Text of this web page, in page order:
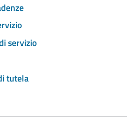
servizio
tutela